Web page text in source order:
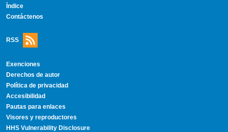
Índice
Contáctenos
RSS
Exenciones
Derechos de autor
Política de privacidad
Accesibilidad
Pautas para enlaces
Visores y reproductores
HHS Vulnerability Disclosure